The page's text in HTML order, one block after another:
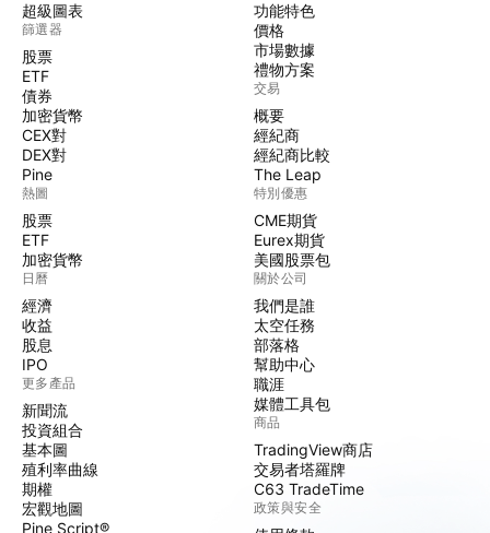
超級圖表
篩選器
股票
ETF
債券
加密貨幣
CEX對
DEX對
Pine
熱圖
股票
ETF
加密貨幣
日曆
經濟
收益
股息
IPO
更多產品
新聞流
投資組合
基本圖
殖利率曲線
期權
宏觀地圖
Pine Script®
功能特色
價格
市場數據
禮物方案
交易
概要
經紀商
經紀商比較
The Leap
特別優惠
CME期貨
Eurex期貨
美國股票包
關於公司
我們是誰
太空任務
部落格
幫助中心
職涯
媒體工具包
商品
TradingView商店
交易者塔羅牌
C63 TradeTime
政策與安全